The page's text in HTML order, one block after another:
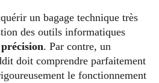
un bagage technique très
des outils informatiques
. Par contre, un
doit comprendre parfaitement
le fonctionnement